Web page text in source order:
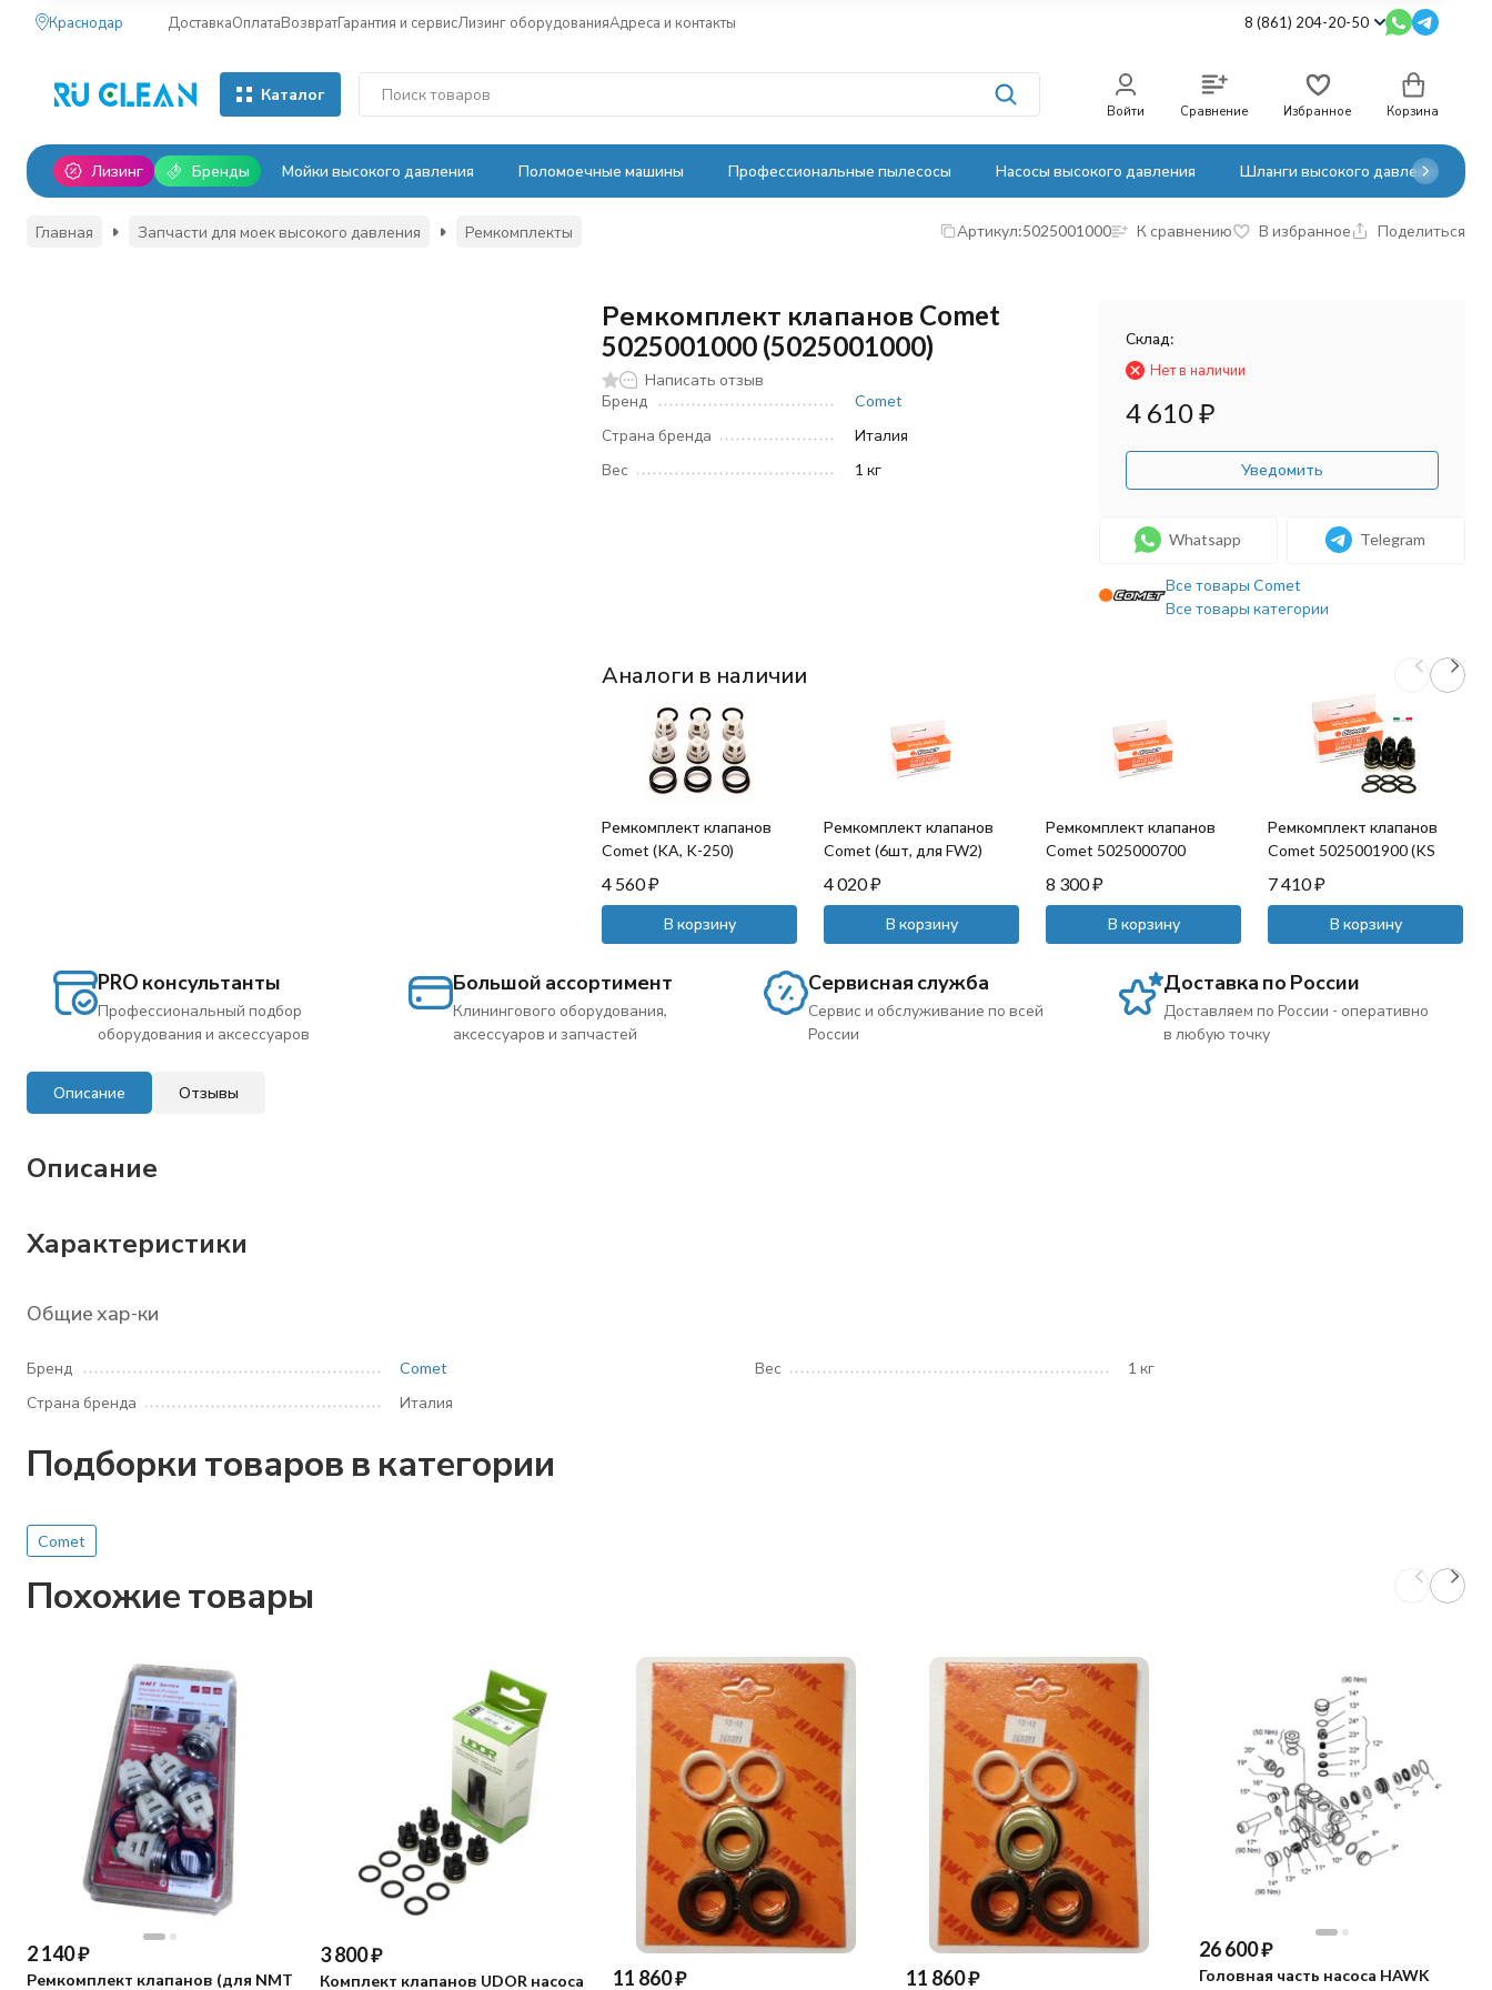
Краснодар ДоставкаОплатаВозвратГарантия и сервисЛизинг оборудованияАдреса и контакты 8 (861) 204-20-50
Каталог
Войти Сравнение Избранное Корзина
Лизинг Бренды Мойки высокого давления Поломоечные машины Профессиональные пылесосы Насосы высокого давления Шланги высокого давления
Главная Запчасти для моек высокого давления Ремкомплекты Артикул:5025001000 К сравнению В избранное Поделиться
Ремкомплект клапанов Comet
5025001000 (5025001000)
Написать отзыв
Бренд
Comet
Страна бренда
Италия
Вес
1 кг
Склад:
Нет в наличии
4 610₽
Уведомить
Whatsapp Telegram
Все товары Comet
Все товары категории
Аналоги в наличии
Ремкомплект клапанов
Comet (KA, K-250)
4 560₽
В корзину
Ремкомплект клапанов
Comet (6шт, для FW2)
4 020₽
В корзину
Ремкомплект клапанов
Comet 5025000700
8 300₽
В корзину
Ремкомплект клапанов
Comet 5025001900 (KS
7 410₽
В корзину
PRO консультанты
Профессиональный подбор
оборудования и аксессуаров
Большой ассортимент
Клинингового оборудования,
аксессуаров и запчастей
Сервисная служба
Сервис и обслуживание по всей
России
Доставка по России
Доставляем по России - оперативно
в любую точку
Описание Отзывы
Описание
Характеристики
Общие хар-ки
Бренд
Comet
Страна бренда
Италия
Вес 1 кг
Подборки товаров в категории
Comet
Похожие товары
2 140₽
Ремкомплект клапанов (для NMT
3 800₽
Комплект клапанов UDOR насоса 11 860₽ 11 860₽
26 600₽
Головная часть насоса HAWK